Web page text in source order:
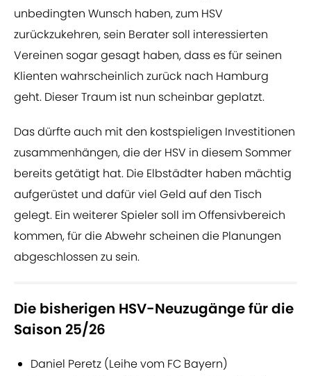
unbedingten Wunsch haben, zum HSV
zurückzukehren, sein Berater soll interessierten
Vereinen sogar gesagt haben, dass es für seinen
Klienten wahrscheinlich zurück nach Hamburg
geht. Dieser Traum ist nun scheinbar geplatzt.
Das dürfte auch mit den kostspieligen Investitionen
zusammenhängen, die der HSV in diesem Sommer
bereits getätigt hat. Die Elbstädter haben mächtig
aufgerüstet und dafür viel Geld auf den Tisch
gelegt. Ein weiterer Spieler soll im Offensivbereich
kommen, für die Abwehr scheinen die Planungen
abgeschlossen zu sein.
Die bisherigen HSV-Neuzugänge für die
Saison 25/26
Daniel Peretz (Leihe vom FC Bayern)